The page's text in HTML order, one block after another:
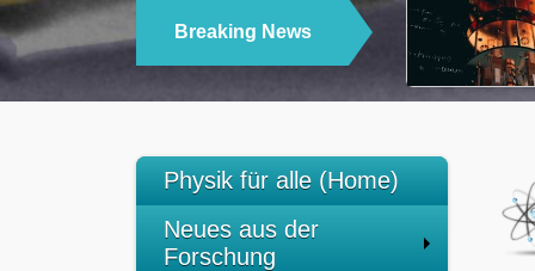
Breaking News
Physik für alle (Home)
Neues aus der
Forschung